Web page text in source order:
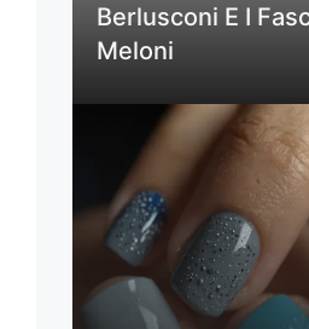
Berlusconi E I
Meloni